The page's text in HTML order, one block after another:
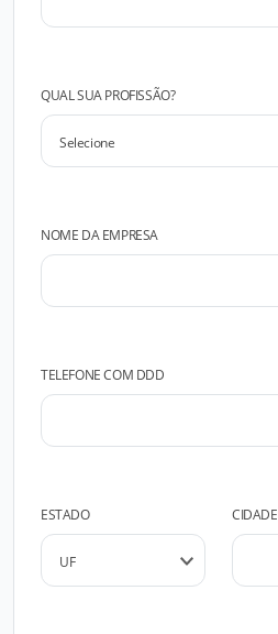
QUAL SUA PROFISSÃO?
NOME DA EMPRESA
TELEFONE COM DDD
ESTADO CIDADE